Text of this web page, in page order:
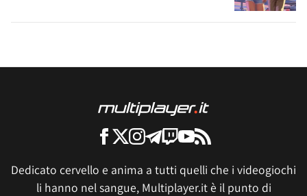
Dedicato cervello e anima a tutti quelli che i videogiochi
li hanno nel sangue, Multiplayer.it è il punto di